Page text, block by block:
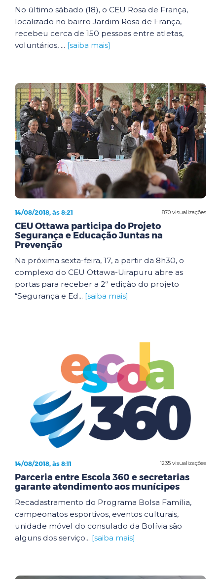
No último sábado (18), o CEU Rosa de França,
localizado no bairro Jardim Rosa de França,
recebeu cerca de 150 pessoas entre atletas,
voluntários, ... [saiba mais]
870 visualizações
14/08/2018, às 8:21
CEU Ottawa participa do Projeto
Segurança e Educação Juntas na
Prevenção
Na próxima sexta-feira, 17, a partir da 8h30, o
complexo do CEU Ottawa-Uirapuru abre as
portas para receber a 2ª edição do projeto
“Segurança e Ed... [saiba mais]
1235 visualizações
14/08/2018, às 8:11
Parceria entre Escola 360 e secretarias
garante atendimento aos munícipes
Recadastramento do Programa Bolsa Família,
campeonatos esportivos, eventos culturais,
unidade móvel do consulado da Bolívia são
alguns dos serviço... [saiba mais]